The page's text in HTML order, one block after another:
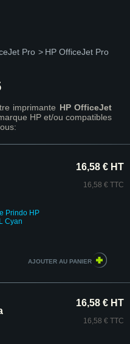
Pro > HP OfficeJet Pro
imprimante HP OfficeJet
HP et/ou compatibles
Prindo HP
Cyan
16,58 € HT
16,58 € TTC
16,58 € HT
16,58 € TTC